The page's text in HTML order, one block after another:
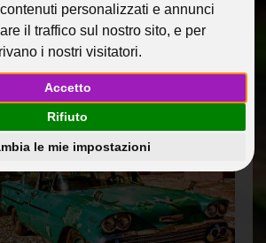
personalizzati e annunci
il traffico sul nostro sito, e per
i nostri visitatori.
Accetto
Rifiuto
le mie impostazioni
Guide Di Viaggio AlessandraC